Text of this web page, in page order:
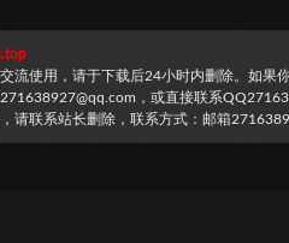
流使用，请于下载后24小时内删除。如果
271638927@qq.com，或直接联系
请联系站长删除，联系方式：邮箱